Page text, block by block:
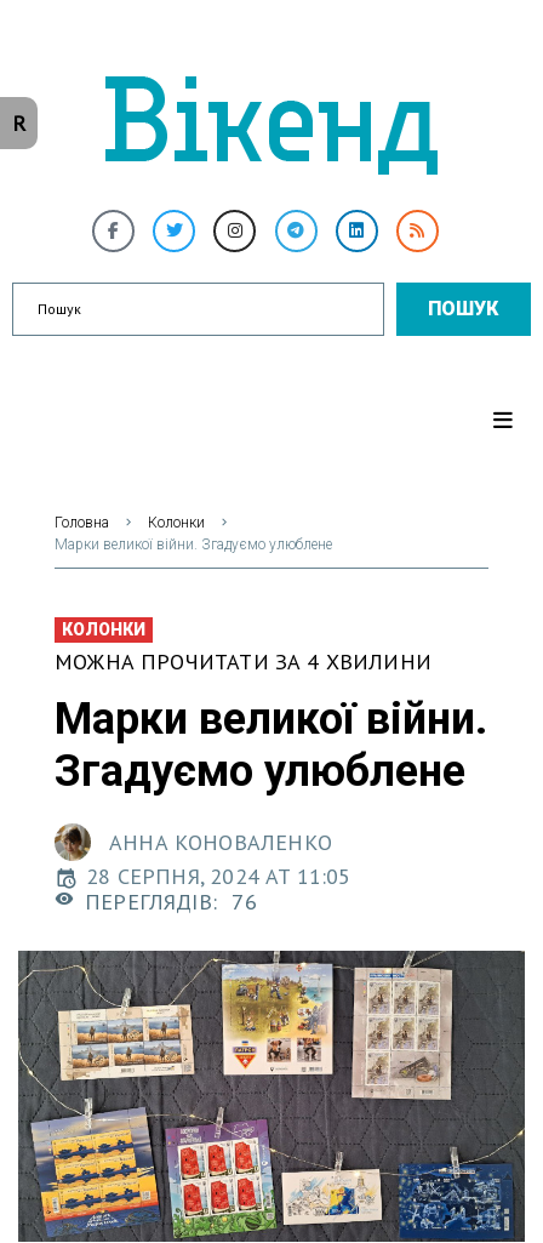
ПОШУК
Головна
Колонки
Марки великої війни. Згадуємо улюблене
КОЛОНКИ
МОЖНА ПРОЧИТАТИ ЗА 4 ХВИЛИНИ
Марки великої війни.
Згадуємо улюблене
АННА КОНОВАЛЕНКО
28 СЕРПНЯ, 2024 AT 11:05
ПЕРЕГЛЯДІВ: 76
R